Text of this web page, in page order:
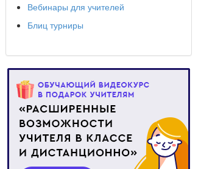
Вебинары для учителей
Блиц турниры